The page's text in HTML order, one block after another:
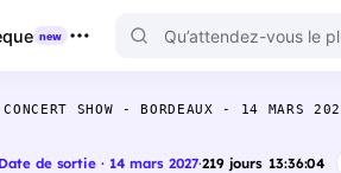
new
SHOW - BORDEAUX - 14 MARS
Date de sortie · 14 mars 2027·219 jours 13:36:03